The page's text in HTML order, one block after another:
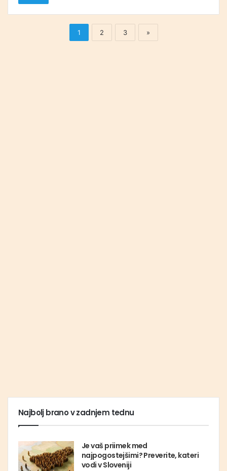
1 2 3 »
Najbolj brano v zadnjem tednu
Je vaš priimek med
najpogostejšimi? Preverite, kateri
vodi v Sloveniji